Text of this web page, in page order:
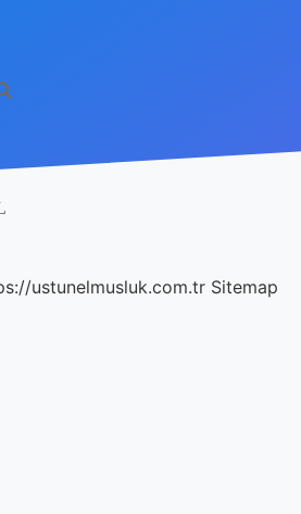
ustunelmusluk.com.tr Sitemap